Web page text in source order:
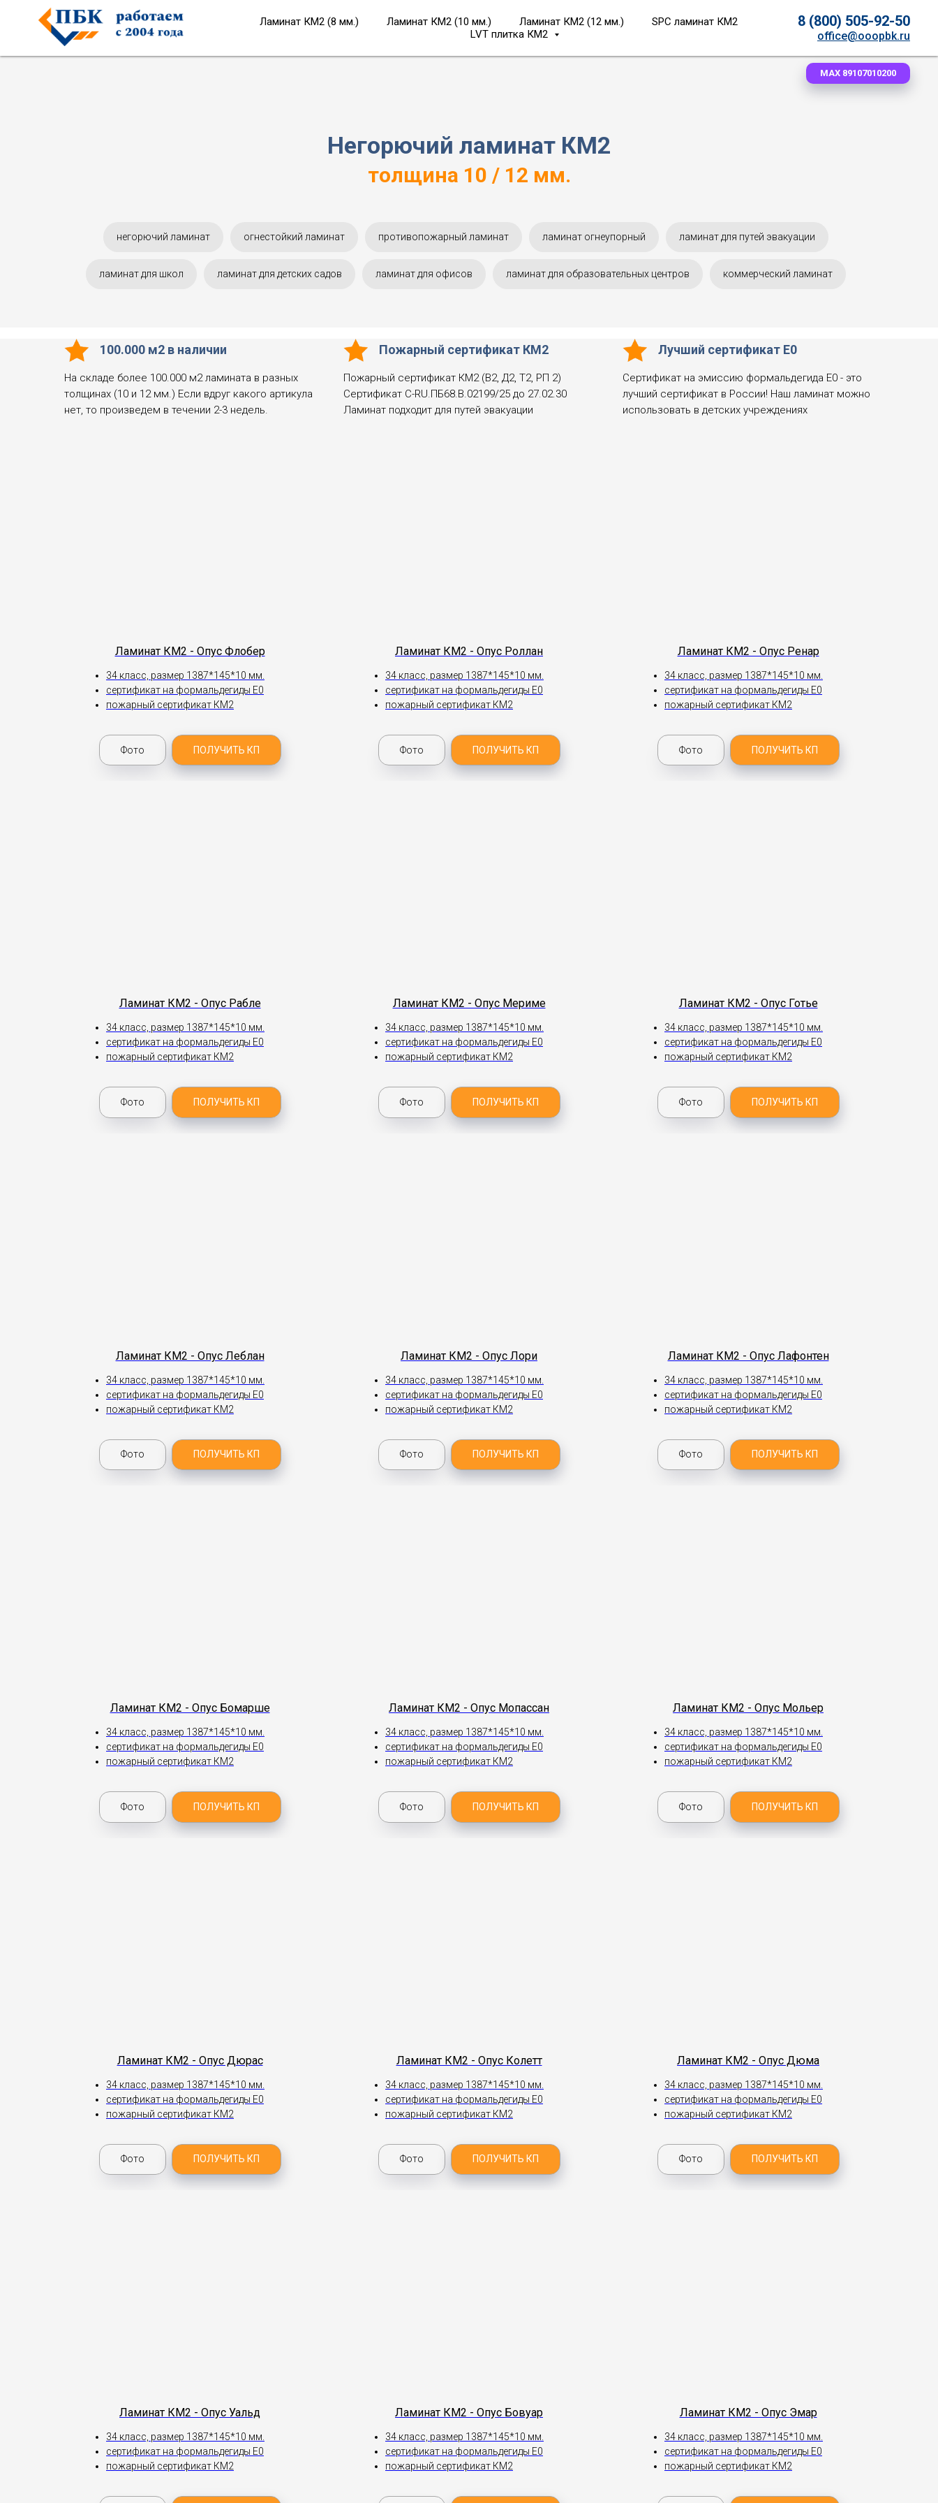
Ламинат КМ2 (8 мм.) Ламинат КМ2 (10 мм.) Ламинат КМ2 (12 мм.)
SPC ламинат КМ2
LVT плитка КМ2
8 (800) 505-92-50
office@ooopbk.ru
MAX 89107010200
Негорючий ламинат КМ2
толщина 10 / 12 мм.
негорючий ламинат огнестойкий ламинат противопожарный ламинат ламинат огнеупорный ламинат для путей эвакуации
ламинат для школ ламинат для детских садов ламинат для офисов ламинат для образовательных центров коммерческий ламинат
100.000 м2 в наличии
На складе более 100.000 м2 ламината в разных
толщинах (10 и 12 мм.) Если вдруг какого артикула
нет, то произведем в течении 2-3 недель.
Пожарный сертификат КМ2
Пожарный сертификат КМ2 (В2, Д2, Т2, РП 2)
Сертификат С-RU.ПБ68.В.02199/25 до 27.02.30
Ламинат подходит для путей эвакуации
Лучший сертификат Е0
Сертификат на эмиссию формальдегида Е0 - это
лучший сертификат в России! Наш ламинат можно
использовать в детских учреждениях
Ламинат КМ2 - Опус Флобер
34 класс, размер 1387*145*10 мм.
сертификат на формальдегиды Е0
пожарный сертификат КМ2
Фото ПОЛУЧИТЬ КП
Ламинат КМ2 - Опус Роллан
34 класс, размер 1387*145*10 мм.
сертификат на формальдегиды Е0
пожарный сертификат КМ2
Фото ПОЛУЧИТЬ КП
Ламинат КМ2 - Опус Ренар
34 класс, размер 1387*145*10 мм.
сертификат на формальдегиды Е0
пожарный сертификат КМ2
Фото ПОЛУЧИТЬ КП
Ламинат КМ2 - Опус Рабле
34 класс, размер 1387*145*10 мм.
сертификат на формальдегиды Е0
пожарный сертификат КМ2
Фото ПОЛУЧИТЬ КП
Ламинат КМ2 - Опус Мериме
34 класс, размер 1387*145*10 мм.
сертификат на формальдегиды Е0
пожарный сертификат КМ2
Фото ПОЛУЧИТЬ КП
Ламинат КМ2 - Опус Готье
34 класс, размер 1387*145*10 мм.
сертификат на формальдегиды Е0
пожарный сертификат КМ2
Фото ПОЛУЧИТЬ КП
Ламинат КМ2 - Опус Леблан
34 класс, размер 1387*145*10 мм.
сертификат на формальдегиды Е0
пожарный сертификат КМ2
Фото ПОЛУЧИТЬ КП
Ламинат КМ2 - Опус Лори
34 класс, размер 1387*145*10 мм.
сертификат на формальдегиды Е0
пожарный сертификат КМ2
Фото ПОЛУЧИТЬ КП
Ламинат КМ2 - Опус Лафонтен
34 класс, размер 1387*145*10 мм.
сертификат на формальдегиды Е0
пожарный сертификат КМ2
Фото ПОЛУЧИТЬ КП
Ламинат КМ2 - Опус Бомарше
34 класс, размер 1387*145*10 мм.
сертификат на формальдегиды Е0
пожарный сертификат КМ2
Фото ПОЛУЧИТЬ КП
Ламинат КМ2 - Опус Мопассан
34 класс, размер 1387*145*10 мм.
сертификат на формальдегиды Е0
пожарный сертификат КМ2
Фото ПОЛУЧИТЬ КП
Ламинат КМ2 - Опус Мольер
34 класс, размер 1387*145*10 мм.
сертификат на формальдегиды Е0
пожарный сертификат КМ2
Фото ПОЛУЧИТЬ КП
Ламинат КМ2 - Опус Дюрас
34 класс, размер 1387*145*10 мм.
сертификат на формальдегиды Е0
пожарный сертификат КМ2
Фото ПОЛУЧИТЬ КП
Ламинат КМ2 - Опус Колетт
34 класс, размер 1387*145*10 мм.
сертификат на формальдегиды Е0
пожарный сертификат КМ2
Фото ПОЛУЧИТЬ КП
Ламинат КМ2 - Опус Дюма
34 класс, размер 1387*145*10 мм.
сертификат на формальдегиды Е0
пожарный сертификат КМ2
Фото ПОЛУЧИТЬ КП
Ламинат КМ2 - Опус Уальд
34 класс, размер 1387*145*10 мм.
сертификат на формальдегиды Е0
пожарный сертификат КМ2
Ламинат КМ2 - Опус Бовуар
34 класс, размер 1387*145*10 мм.
сертификат на формальдегиды Е0
пожарный сертификат КМ2
Ламинат КМ2 - Опус Эмар
34 класс, размер 1387*145*10 мм.
сертификат на формальдегиды Е0
пожарный сертификат КМ2